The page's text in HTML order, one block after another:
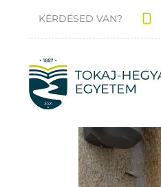
KÉRDÉSED VAN?